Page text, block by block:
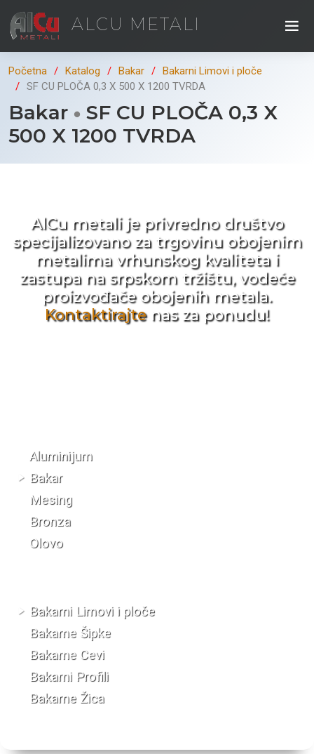
ALCU METALI
Početna Katalog Bakar
Bakarni Limovi i ploče
SF CU PLOČA 0,3 X 500 X 1200 TVRDA
Bakar
SF CU PLOČA 0,3 X
500 X 1200 TVRDA
AlCu metali je privredno društvo
specijalizovano za trgovinu obojenim
metalima vrhunskog kvaliteta i
zastupa na srpskom tržištu, vodeće
proizvođače obojenih metala.
Kontaktirajtenas za ponudu!
Aluminijum
Bakar
Mesing
Bronza
Olovo
Bakarni Limovi i ploče
Bakarne Šipke
Bakarne Cevi
Bakarni Profili
Bakarne Žica